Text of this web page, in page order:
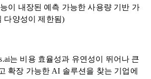
이 내장된 예측 가능한 사용량 기반 가
다양성이 제한됨)
는 비용 효율성과 유연성이 뛰어나 큰
확장 가능한 AI 솔루션을 찾는 기업에